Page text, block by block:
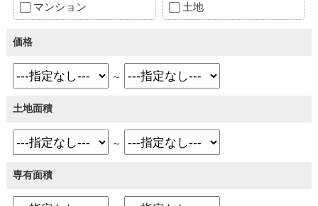
マンション 土地
価格
～
土地面積
～
専有面積